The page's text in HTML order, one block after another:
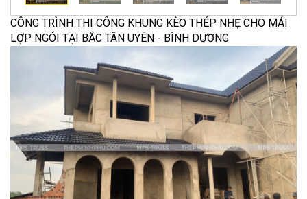
CÔNG TRÌNH THI CÔNG KHUNG KÈO THÉP NHẸ CHO MÁI
LỢP NGÓI TẠI BẮC TÂN UYÊN - BÌNH DƯƠNG